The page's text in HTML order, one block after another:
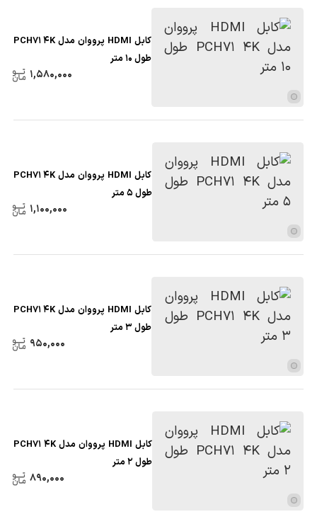
کابل HDMI پرووان مدل PCH71 4K
طول 10 متر
1,580,000
کابل HDMI پرووان مدل PCH71 4K
طول 5 متر
1,100,000
کابل HDMI پرووان مدل PCH71 4K
طول 3 متر
950,000
کابل HDMI پرووان مدل PCH71 4K
طول 2 متر
890,000